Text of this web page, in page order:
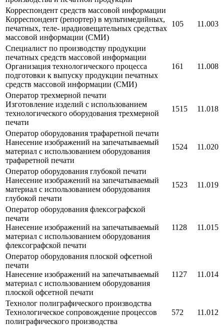
Корреспондент средств массовой информации
Корреспондент (репортер) в мультимедийных,
печатных, теле- ирадиовещательных средствах
массовой информации (СМИ)
105 11.003
Специалист по производству продукции
печатных средств массовой информации
Организация технологического процесса
подготовки к выпуску продукции печатных
средств массовой информации (СМИ)
161 11.008
Оператор трехмерной печати
Изготовление изделий с использованием
технологического оборудования трехмерной
печати
1515 11.018
Оператор оборудования трафаретной печати
Нанесение изображений на запечатываемый
материал с использованием оборудования
трафаретной печати
1524 11.020
Оператор оборудования глубокой печати
Нанесение изображений на запечатываемый
материал с использованием оборудования
глубокой печати
1523 11.019
Оператор оборудования флексографской
печати
Нанесение изображений на запечатываемый
материал с использованием оборудования
флексографской печати
1128 11.015
Оператор оборудования плоской офсетной
печати
Нанесение изображений на запечатываемый
материал с использованием оборудования
плоской офсетной печати
1127 11.014
Технолог полиграфического производства
Технологическое сопровождение процессов
полиграфического производства
572 11.012